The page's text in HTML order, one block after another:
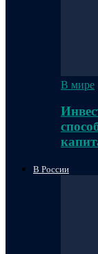
В мире
В России